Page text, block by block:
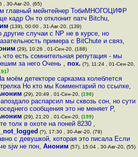
, 30-Авг-20, (65)
главный мейнтейнер ТобиМНОГОЦИФР
кадр Он то отклонит патч Bitchu,
(139), 00:00 , 31-Авг-20, (139)
другие случаи с NP не в курсе, но
примера с BitChute и связ,
(29), 10:26 , 01-Сен-20, (188)
что есть сомнительная репутация - мы
за него Очень , пох. (?), 11:24 , 01-Сен-20,
)
моём детекторе сарказма колеблется
Но кто мы Комментарий по ссылке,
(29), 20:49 , 01-Сен-20, (198)
распарсил мы сквозь сон, но сути
сообщения это не меняет Р,
(29), 21:20 , 01-Сен-20, (199)
толк в охоте на поней 8230 ,
(?), 17:30 , 30-Авг-20, (79)
с девушкой, которая это писала Если
sjw не пон, Аноним (57), 15:04 , 30-Авг-20, (55)